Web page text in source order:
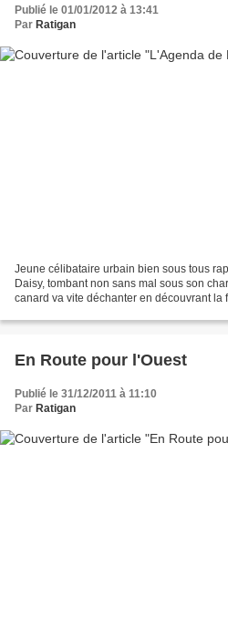
Publié le 01/01/2012 à 13:41
Par Ratigan
Jeune célibataire urbain bien sous tous
Daisy, tombant non sans mal sous son
canard va vite déchanter en découvrant la
En Route pour l'Ouest
Publié le 31/12/2011 à 11:10
Par Ratigan